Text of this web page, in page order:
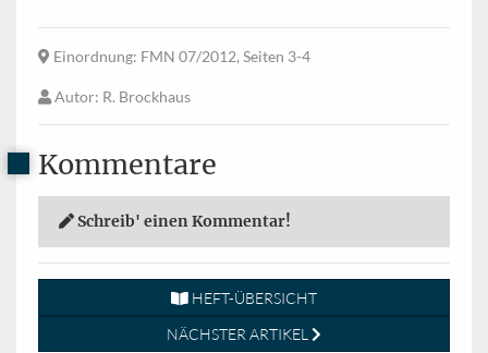
Einordnung: FMN 07/2012, Seiten 3-4
Autor: R. Brockhaus
Kommentare
Schreib' einen Kommentar!
HEFT-ÜBERSICHT
NÄCHSTER ARTIKEL